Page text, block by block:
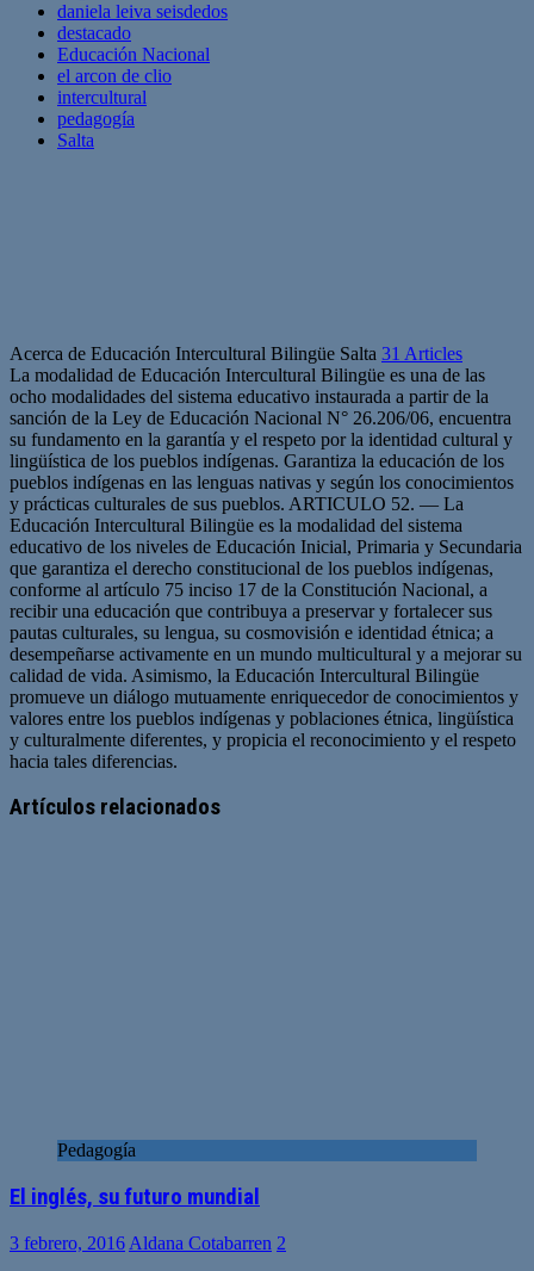
daniela leiva seisdedos
destacado
Educación Nacional
el arcon de clio
intercultural
pedagogía
Salta
Acerca de Educación Intercultural Bilingüe Salta 31 Articles
La modalidad de Educación Intercultural Bilingüe es una de las
ocho modalidades del sistema educativo instaurada a partir de la
sanción de la Ley de Educación Nacional N° 26.206/06, encuentra
su fundamento en la garantía y el respeto por la identidad cultural y
lingüística de los pueblos indígenas. Garantiza la educación de los
pueblos indígenas en las lenguas nativas y según los conocimientos
y prácticas culturales de sus pueblos. ARTICULO 52. — La
Educación Intercultural Bilingüe es la modalidad del sistema
educativo de los niveles de Educación Inicial, Primaria y Secundaria
que garantiza el derecho constitucional de los pueblos indígenas,
conforme al artículo 75 inciso 17 de la Constitución Nacional, a
recibir una educación que contribuya a preservar y fortalecer sus
pautas culturales, su lengua, su cosmovisión e identidad étnica; a
desempeñarse activamente en un mundo multicultural y a mejorar su
calidad de vida. Asimismo, la Educación Intercultural Bilingüe
promueve un diálogo mutuamente enriquecedor de conocimientos y
valores entre los pueblos indígenas y poblaciones étnica, lingüística
y culturalmente diferentes, y propicia el reconocimiento y el respeto
hacia tales diferencias.
Artículos relacionados
Pedagogía
El inglés, su futuro mundial
3 febrero, 2016 Aldana Cotabarren 2